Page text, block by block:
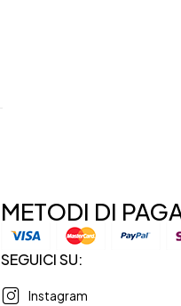
METODI DI
SEGUICI SU:
Instagram